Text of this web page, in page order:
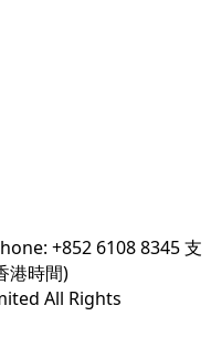
+852 6108 8345支
港時間)
All Rights